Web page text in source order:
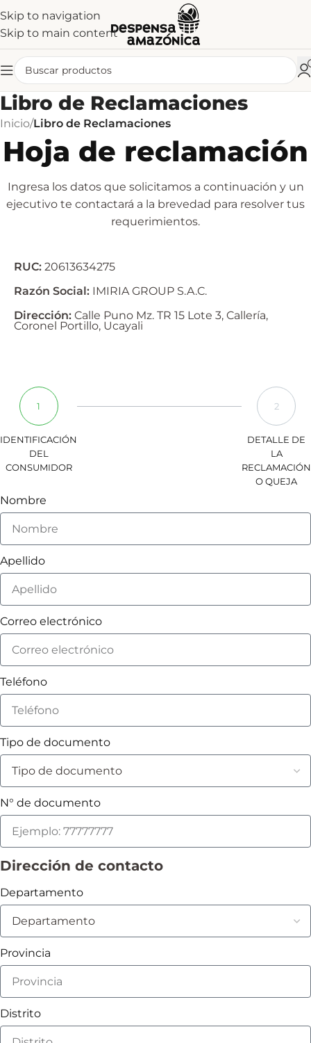
Skip to navigation
Skip to main content
Libro de Reclamaciones
Inicio/Libro de Reclamaciones
Hoja de reclamación
Ingresa los datos que solicitamos a continuación y un
ejecutivo te contactará a la brevedad para resolver tus
requerimientos.
RUC: 20613634275
Razón Social: IMIRIA GROUP S.A.C.
Dirección: Calle Puno Mz. TR 15 Lote 3, Callería,
Coronel Portillo, Ucayali
1
IDENTIFICACIÓN
DEL
CONSUMIDOR
2
DETALLE DE
LA
RECLAMACIÓN
O QUEJA
Nombre
Apellido
Correo electrónico
Teléfono
Tipo de documento
N° de documento
Dirección de contacto
Departamento
Provincia
Distrito